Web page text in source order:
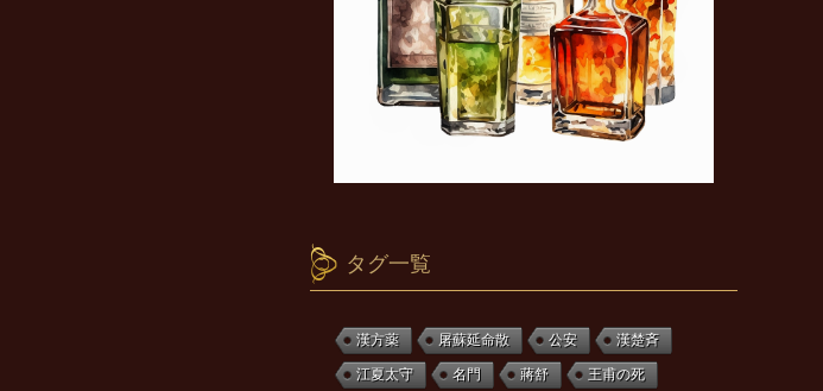
タグ一覧
漢方薬 屠蘇延命散 公安 漢楚斉
江夏太守 名門 蔣舒 王甫の死